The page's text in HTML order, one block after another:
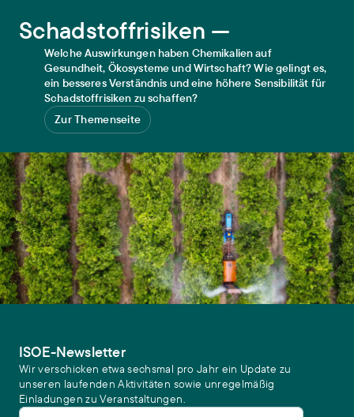
Schadstoffrisiken —
Welche Auswirkungen haben Chemikalien auf
Gesundheit, Ökosysteme und Wirtschaft? Wie gelingt es,
ein besseres Verständnis und eine höhere Sensibilität für
Schadstoffrisiken zu schaffen?
Zur Themenseite
ISOE-Newsletter
Wir verschicken etwa sechsmal pro Jahr ein Update zu
unseren laufenden Aktivitäten sowie unregelmäßig
Einladungen zu Veranstaltungen.